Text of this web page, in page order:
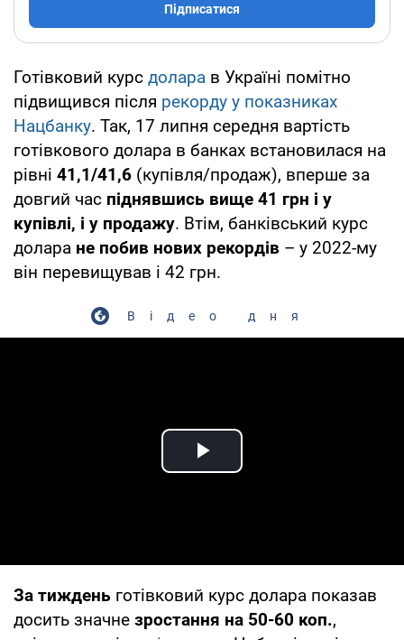
Підписатися
Готівковий курс долара в Україні помітно
підвищився після рекорду у показниках
Нацбанку. Так, 17 липня середня вартість
готівкового долара в банках встановилася на
рівні 41,1/41,6 (купівля/продаж), вперше за
довгий час піднявшись вище 41 грн і у
купівлі, і у продажу. Втім, банківський курс
долара не побив нових рекордів – у 2022-му
він перевищував і 42 грн.
Відео дня
Play Video
За тиждень готівковий курс долара показав
досить значне зростання на 50-60 коп.,